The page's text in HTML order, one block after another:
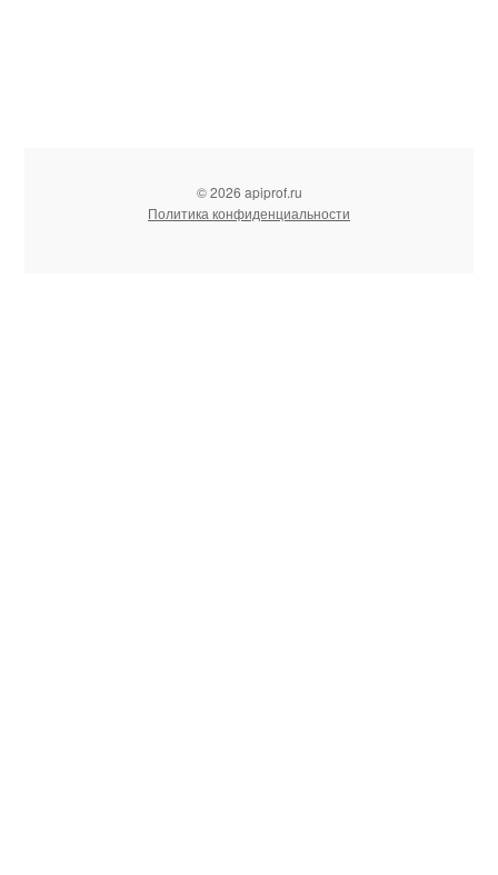
© 2026 apiprof.ru
Политика конфиденциальности